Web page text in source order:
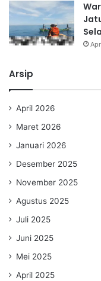
Arsip
April 2026
Maret 2026
Januari 2026
Desember 2025
November 2025
Agustus 2025
Juli 2025
Juni 2025
Mei 2025
April 2025